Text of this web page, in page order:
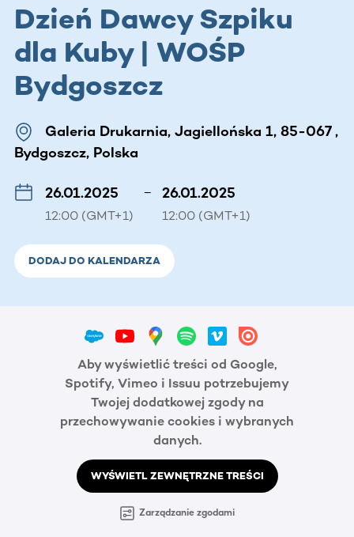
Dzień Dawcy Szpiku
dla Kuby | WOŚP
Bydgoszcz
Galeria Drukarnia, Jagiellońska 1, 85-067 ,
Bydgoszcz, Polska
26.01.2025
12:00 (GMT+1)
– 26.01.2025
12:00 (GMT+1)
DODAJ DO KALENDARZA
Aby wyświetlić treści od Google,
Spotify, Vimeo i Issuu potrzebujemy
Twojej dodatkowej zgody na
przechowywanie cookies i wybranych
danych.
WYŚWIETL ZEWNĘTRZNE TREŚCI
Zarządzanie zgodami